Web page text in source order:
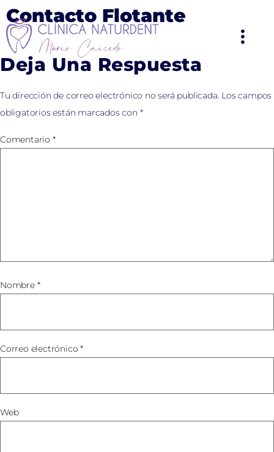
Contacto Flotante
Deja Una Respuesta
Tu dirección de correo electrónico no será publicada. Los campos
obligatorios están marcados con *
Comentario *
Nombre *
Correo electrónico*
Web